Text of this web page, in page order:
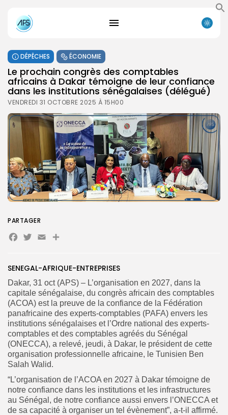
Search
for:
Button
FR
DÉPÊCHES ÉCONOMIE
Le prochain congrès des comptables
africains à Dakar témoigne de leur confiance
dans les institutions sénégalaises (délégué)
VENDREDI 31 OCTOBRE 2025 À 15H00
SENEGAL-AFRIQUE-ENTREPRISES
Dakar, 31 oct (APS) – L’organisation en 2027, dans la
capitale sénégalaise, du congrès africain des comptables
(ACOA) est la preuve de la confiance de la Fédération
panafricaine des experts-comptables (PAFA) envers les
institutions sénégalaises et l’Ordre national des experts-
comptables et des comptables agréés du Sénégal
(ONECCA), a relevé, jeudi, à Dakar, le président de cette
organisation professionnelle africaine, le Tunisien Ben
Salah Walid.
“L’organisation de l’ACOA en 2027 à Dakar témoigne de
notre confiance dans les institutions et les infrastructures
au Sénégal, de notre confiance aussi envers l’ONECCA et
de sa capacité à organiser un tel évènement”, a-t-il affirmé.
PARTAGER
Facebook
Twitter
EmailPartager